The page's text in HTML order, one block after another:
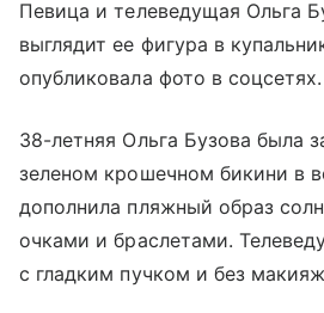
Певица и телеведущая Ольга
выглядит ее фигура в
опубликовала фото в соцсетях.
38-летняя Ольга Бузова была
зеленом крошечном бикини в
дополнила пляжный образ
очками и браслетами.
с гладким пучком и без